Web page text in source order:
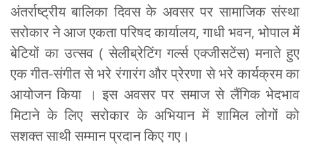
अंतर्राष्ट्रीय बालिका दिवस के अवसर पर सामाजिक संस्था
सरोकार ने आज एकता परिषद कार्यालय, गाधी भवन, भोपाल में
बेटियों का उत्सव ( सेलीब्रेटिंग गर्ल्स एक्जीसटेंस) मनाते हुए
एक गीत-संगीत से भरे रंगारंग और प्रेरणा से भरे कार्यक्रम का
आयोजन किया । इस अवसर पर समाज से लैंगिक भेदभाव
मिटाने के लिए सरोकार के अभियान में शामिल लोगों को
सशक्त साथी सम्मान प्रदान किए गए।